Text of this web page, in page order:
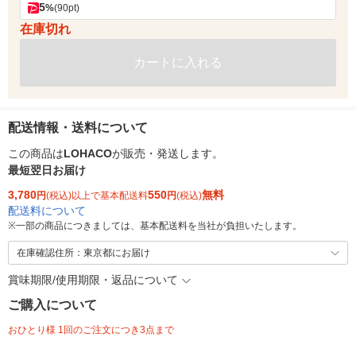
5%(90pt)
在庫切れ
カートに入れる
配送情報・送料について
この商品はLOHACOが販売・発送します。
最短翌日お届け
3,780円(税込)以上で基本配送料550円(税込)無料
配送料について
※一部の商品につきましては、基本配送料を当社が負担いたします。
在庫確認住所：東京都にお届け
賞味期限/使用期限・返品について
ご購入について
おひとり様 1回のご注文につき3点まで